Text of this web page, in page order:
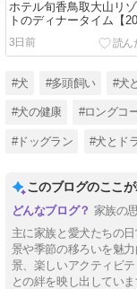
ホテル旬香鳥取大山リ
トのディナータイム【
年10月下旬の旅行◆その
22】
3日前
#犬 #多頭飼い #犬
#犬の健康 #ロングコ
#ドッグラン #犬とド
このブログのここ
家族の
主に家族と愛犬たちの
景や季節の移ろいを魅
景、楽しいアクティビ
との絆を映し出してい